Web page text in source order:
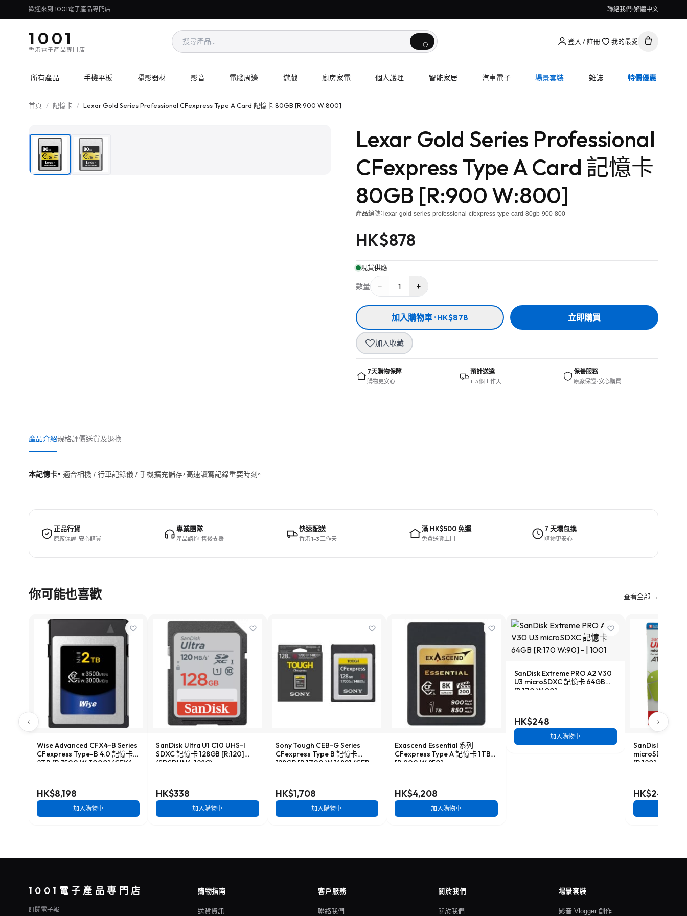
歡迎來到 1001電子產品專門店 聯絡我們 繁體中文
1001
香港電子產品專門店
登入 / 註冊 我的最愛
所有產品 手機平板 攝影器材 影音 電腦周邊 遊戲 廚房家電 個人護理 智能家居 汽車電子 場景套裝 雜誌 特價優惠
首頁 / 記憶卡 / Lexar Gold Series Professional CFexpress Type A Card 記憶卡 80GB [R:900 W:800]
Lexar Gold Series Professional
CFexpress Type A Card 記憶卡
80GB [R:900 W:800]
產品編號： lexar-gold-series-professional-cfexpress-type-card-80gb-900-800
HK$878
現貨供應
數量 − 1 +
加入購物車 · HK$878 立即購買
加入收藏
7天購物保障
購物更安心
預計送達
1–3 個工作天
保養服務
原廠保證 · 安心購買
產品介紹規格評價送貨及退換
本記憶卡。 適合相機 / 行車記錄儀 / 手機擴充儲存，高速讀寫記錄重要時刻。
正品行貨
原廠保證 · 安心購買
專業團隊
產品諮詢 · 售後支援
快速配送
香港 1–3 工作天
滿 HK$500 免運
免費送貨上門
7 天壞包換
購物更安心
你可能也喜歡 查看全部 →
Wise Advanced CFX4-B Series
CFexpress Type-B 4.0 記憶卡
2TB [R:3500 W:3000] (CFX4-
HK$8,198
加入購物車
SanDisk Ultra U1 C10 UHS-I
SDXC 記憶卡 128GB [R:120]
(SDSDUN4-128G)
HK$338
加入購物車
Sony Tough CEB-G Series
CFexpress Type B 記憶卡
128GB [R:1700 W:1480] (CEB-
HK$1,708
加入購物車
Exascend Essential 系列
CFexpress Type A 記憶卡 1TB
[R:900 W:850]
HK$4,208
加入購物車
SanDisk Extreme PRO A2 V30
U3 microSDXC 記憶卡 64GB
[R:170 W:90]
HK$248
加入購物車
SanDisk Ultra
microSDHC 記
[R:120]
HK$248
1001電子產品專門店
訂閱電子報
購物指南
送貨資訊
客戶服務
聯絡我們
關於我們
關於我們
場景套裝
影音 Vlogger 創作